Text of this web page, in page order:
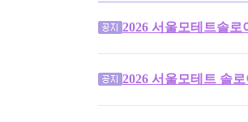
2026 서울모테트솔
2026 서울모테트 솔